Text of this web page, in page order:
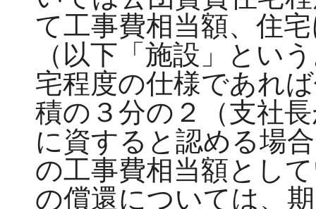
て工事費相当額、住
（以下「施設」とい
宅程度の仕様であれ
積の３分の２（支社
に資すると認める場
の工事費相当額とし
の償還については、